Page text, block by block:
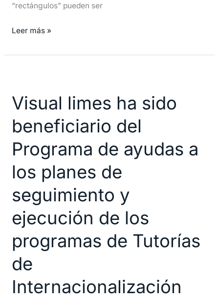
“rectángulos” pueden ser
Leer más »
Visual limes ha sido
beneficiario del
Programa de ayudas a
los planes de
seguimiento y
ejecución de los
programas de Tutorías
de
Internacionalización
ha
beneficiario
del
Programa
de
a
planes
de
seguimiento
y
ejecución
de